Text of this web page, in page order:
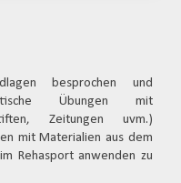
besprochen und
Übungen mit
Zeitungen uvm.)
mit Materialien aus dem
Rehasport anwenden zu